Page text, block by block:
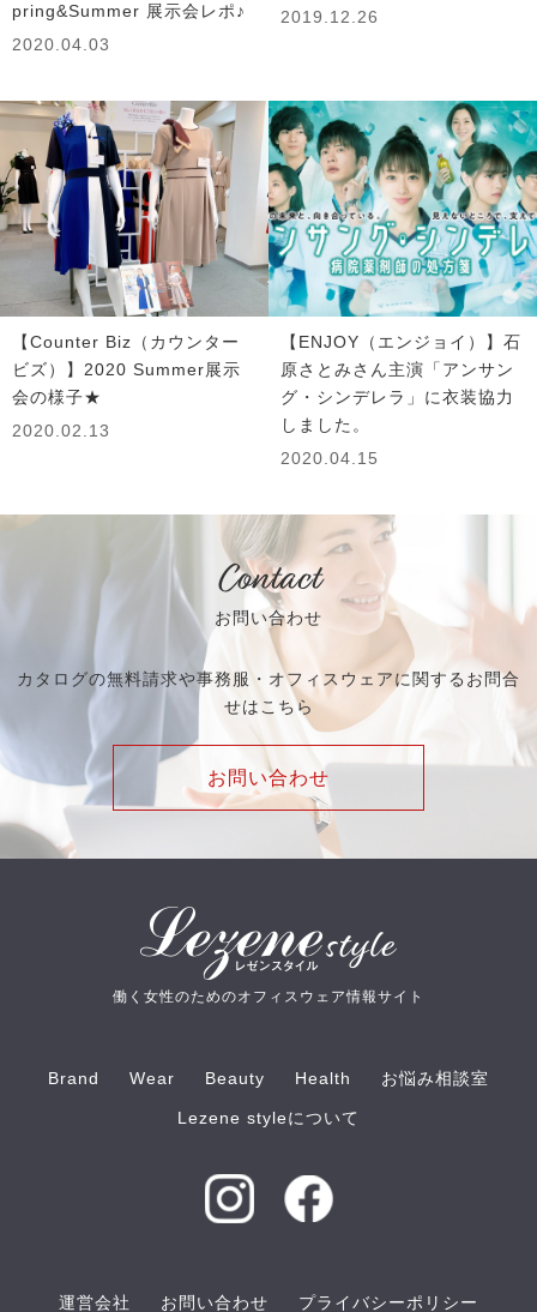
pring&Summer 展示会レポ♪
2020.04.03
2019.12.26
【Counter Biz（カウンター
ビズ）】2020 Summer展示
会の様子★
2020.02.13
【ENJOY（エンジョイ）】石
原さとみさん主演「アンサン
グ・シンデレラ」に衣装協力
しました。
2020.04.15
Contact
お問い合わせ
カタログの無料請求や事務服・オフィスウェアに関するお問合
せはこちら
お問い合わせ
働く女性のためのオフィスウェア情報サイト
Brand Wear Beauty Health お悩み相談室
Lezene styleについて
運営会社 お問い合わせ プライバシーポリシー